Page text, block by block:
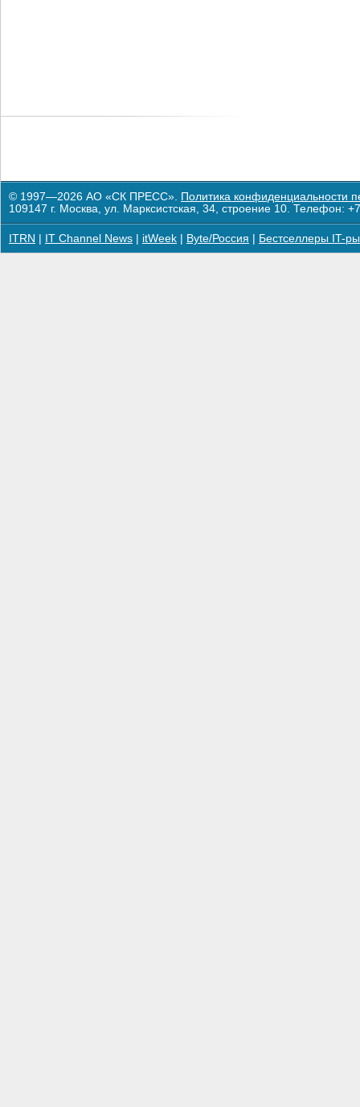
© 1997—2026 АО «СК ПРЕСС». Политика конфиденциальности
109147 г. Москва, ул. Марксистская, 34, строение 10. Телефон:
ITRN IT Channel News itWeek Byte/Россия Бестселлеры IT-